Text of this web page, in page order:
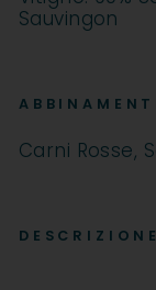
Sauvingon
Carni Rosse,